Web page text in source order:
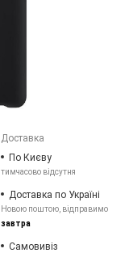
Доставка
По Києву
тимчасово відсутня
Доставка по Україні
Новою поштою, відправимо
завтра
Самовивіз